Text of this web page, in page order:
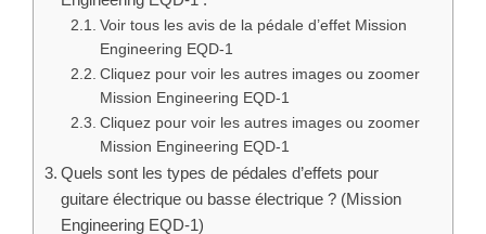
Top 10 des alternatives : Tests
Pédales d'effets